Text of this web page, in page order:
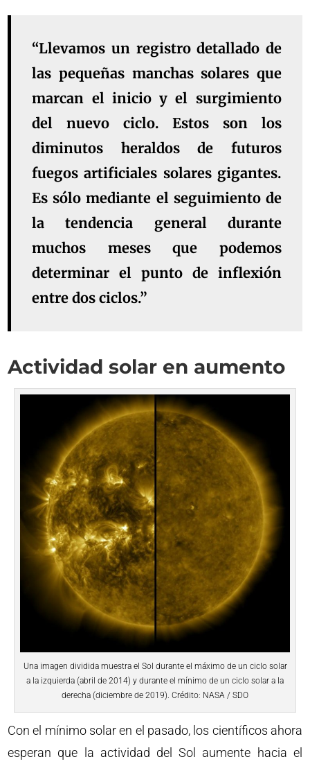
“Llevamos un registro detallado de
las pequeñas manchas solares que
marcan el inicio y el surgimiento
del nuevo ciclo. Estos son los
diminutos heraldos de futuros
fuegos artificiales solares gigantes.
Es sólo mediante el seguimiento de
la tendencia general durante
muchos meses que podemos
determinar el punto de inflexión
entre dos ciclos.”
Actividad solar en aumento
Una imagen dividida muestra el Sol durante el máximo de un ciclo solar
a la izquierda (abril de 2014) y durante el mínimo de un ciclo solar a la
derecha (diciembre de 2019). Crédito: NASA / SDO
Con el mínimo solar en el pasado, los científicos ahora
esperan que la actividad del Sol aumente hacia el